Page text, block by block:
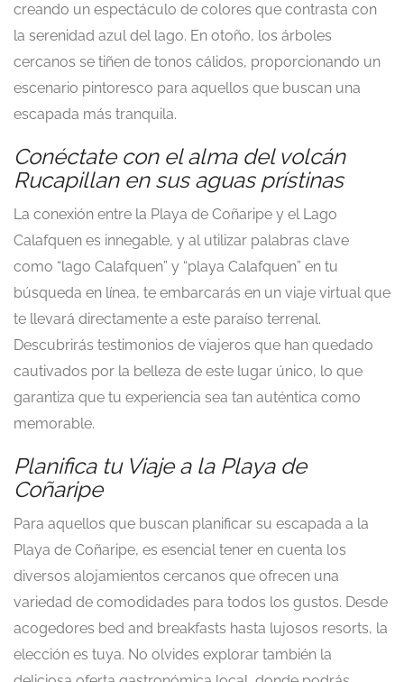
creando un espectáculo de colores que contrasta con
la serenidad azul del lago. En otoño, los árboles
cercanos se tiñen de tonos cálidos, proporcionando un
escenario pintoresco para aquellos que buscan una
escapada más tranquila.
Conéctate con el alma del volcán
Rucapillan en sus aguas prístinas
La conexión entre la Playa de Coñaripe y el Lago
Calafquen es innegable, y al utilizar palabras clave
como “lago Calafquen” y “playa Calafquen” en tu
búsqueda en línea, te embarcarás en un viaje virtual que
te llevará directamente a este paraíso terrenal.
Descubrirás testimonios de viajeros que han quedado
cautivados por la belleza de este lugar único, lo que
garantiza que tu experiencia sea tan auténtica como
memorable.
Planifica tu Viaje a la Playa de
Coñaripe
Para aquellos que buscan planificar su escapada a la
Playa de Coñaripe, es esencial tener en cuenta los
diversos alojamientos cercanos que ofrecen una
variedad de comodidades para todos los gustos. Desde
acogedores bed and breakfasts hasta lujosos resorts, la
elección es tuya. No olvides explorar también la